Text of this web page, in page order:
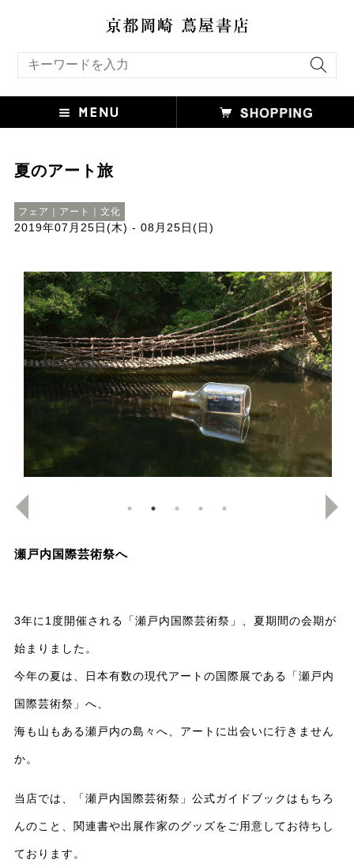
夏のアート旅
フェア｜アート｜文化
2019年07月25日(木) - 08月25日(日)
瀬戸内国際芸術祭へ
3年に1度開催される「瀬戸内国際芸術祭」、夏期間の会期が
始まりました。
今年の夏は、日本有数の現代アートの国際展である「瀬戸内
国際芸術祭」へ、
海も山もある瀬戸内の島々へ、アートに出会いに行きません
か。
当店では、「瀬戸内国際芸術祭」公式ガイドブックはもちろ
んのこと、関連書や出展作家のグッズをご用意してお待ちし
ております。